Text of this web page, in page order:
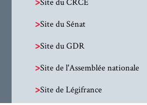
>Site du Sénat
>Site du GDR
>Site de l'Assemblée nationale
>Site de Légifrance